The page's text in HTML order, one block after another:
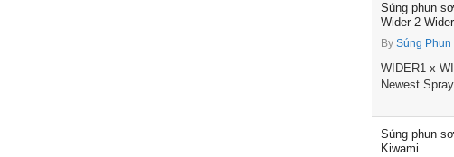
Súng phun
Wider 2
By Súng Phun
WIDER1 x
Newest
Súng phun
Kiwami